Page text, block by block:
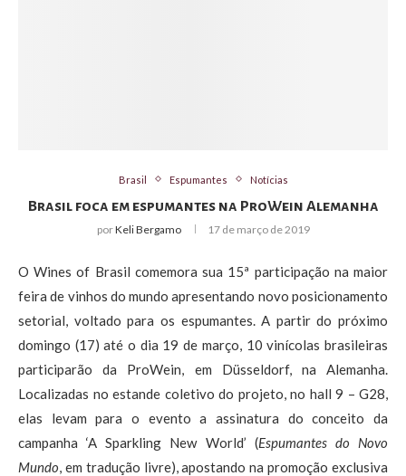
Brasil Espumantes Notícias
Brasil foca em espumantes na ProWein Alemanha
porKeli Bergamo 17 de março de 2019
O Wines of Brasil comemora sua 15ª participação na maior
feira de vinhos do mundo apresentando novo posicionamento
setorial, voltado para os espumantes. A partir do próximo
domingo (17) até o dia 19 de março, 10 vinícolas brasileiras
participarão da ProWein, em Düsseldorf, na Alemanha.
Localizadas no estande coletivo do projeto, no hall 9 – G28,
elas levam para o evento a assinatura do conceito da
campanha ‘A Sparkling New World’ (Espumantes do Novo
Mundo, em tradução livre), apostando na promoção exclusiva